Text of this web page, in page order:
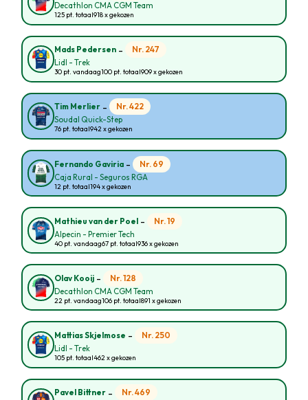
Decathlon CMA CGM Team
125 pt. totaal918 x gekozen
Mads Pedersen - Nr. 247
Lidl - Trek
30 pt. vandaag100 pt. totaal909 x gekozen
Tim Merlier - Nr. 422
Soudal Quick-Step
76 pt. totaal942 x gekozen
Fernando Gaviria - Nr. 69
Caja Rural - Seguros RGA
12 pt. totaal194 x gekozen
Mathieu van der Poel - Nr. 19
Alpecin - Premier Tech
40 pt. vandaag67 pt. totaal936 x gekozen
Olav Kooij - Nr. 128
Decathlon CMA CGM Team
22 pt. vandaag106 pt. totaal891 x gekozen
Mattias Skjelmose - Nr. 250
Lidl - Trek
105 pt. totaal462 x gekozen
Pavel Bittner - Nr. 469